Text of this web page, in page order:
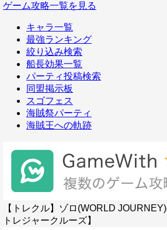
ゲーム攻略一覧を見る
キャラ一覧
最強ランキング
絞り込み検索
船長効果一覧
パーティ投稿検索
同盟掲示板
スゴフェス
海賊祭パーティ
海賊王への軌跡
【トレクル】ゾロ(WORLD
トレジャークルーズ】